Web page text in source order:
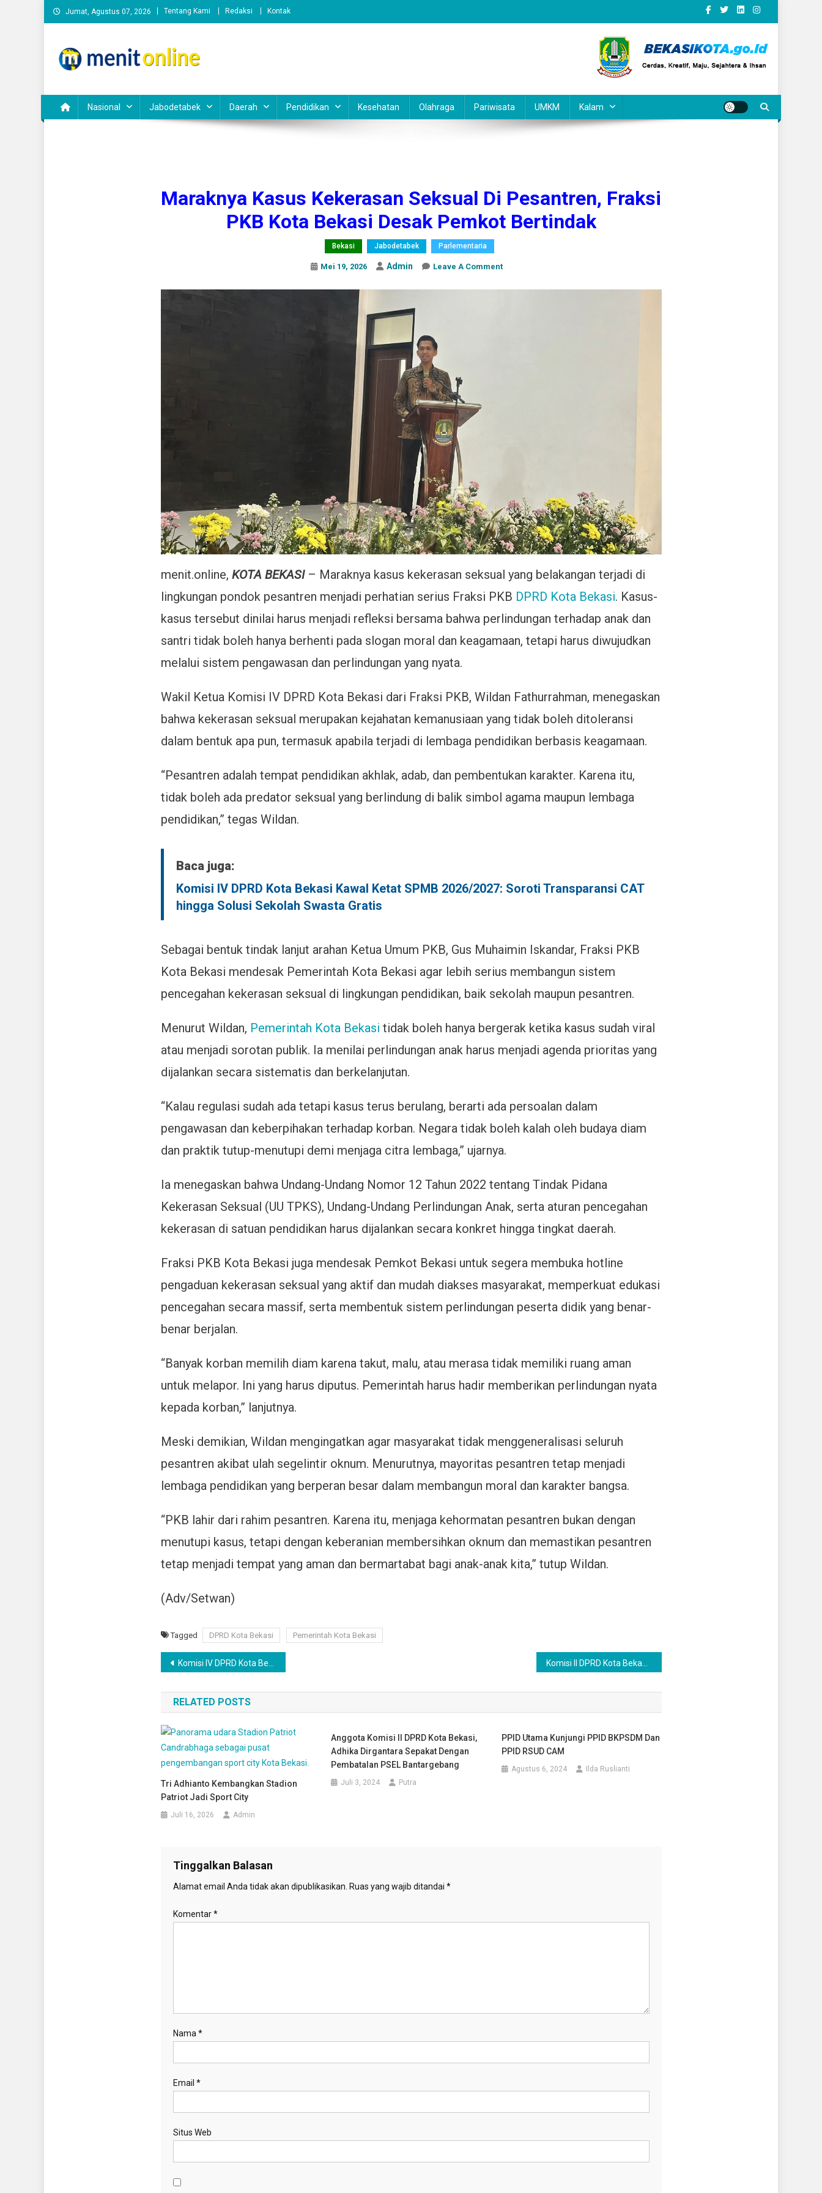
Skip
to
Jumat, Agustus 07, 2026 Tentang Kami Redaksi Kontak
Nasional Jabodetabek Daerah Pendidikan Kesehatan Olahraga Pariwisata UMKM Kalam
Maraknya Kasus Kekerasan Seksual Di Pesantren, Fraksi
PKB Kota Bekasi Desak Pemkot Bertindak
Bekasi Jabodetabek Parlementaria
Mei 19, 2026 Admin Leave A CommentOn
menit.online, KOTA BEKASI – Maraknya kasus kekerasan seksual yang belakangan terjadi di
lingkungan pondok pesantren menjadi perhatian serius Fraksi PKB DPRD Kota Bekasi. Kasus-
kasus tersebut dinilai harus menjadi refleksi bersama bahwa perlindungan terhadap anak dan
santri tidak boleh hanya berhenti pada slogan moral dan keagamaan, tetapi harus diwujudkan
melalui sistem pengawasan dan perlindungan yang nyata.
Wakil Ketua Komisi IV DPRD Kota Bekasi dari Fraksi PKB, Wildan Fathurrahman, menegaskan
bahwa kekerasan seksual merupakan kejahatan kemanusiaan yang tidak boleh ditoleransi
dalam bentuk apa pun, termasuk apabila terjadi di lembaga pendidikan berbasis keagamaan.
“Pesantren adalah tempat pendidikan akhlak, adab, dan pembentukan karakter. Karena itu,
tidak boleh ada predator seksual yang berlindung di balik simbol agama maupun lembaga
pendidikan,” tegas Wildan.
Baca juga:
Komisi IV DPRD Kota Bekasi Kawal Ketat SPMB 2026/2027: Soroti Transparansi CAT
hingga Solusi Sekolah Swasta Gratis
Sebagai bentuk tindak lanjut arahan Ketua Umum PKB, Gus Muhaimin Iskandar, Fraksi PKB
Kota Bekasi mendesak Pemerintah Kota Bekasi agar lebih serius membangun sistem
pencegahan kekerasan seksual di lingkungan pendidikan, baik sekolah maupun pesantren.
Menurut Wildan, Pemerintah Kota Bekasi tidak boleh hanya bergerak ketika kasus sudah viral
atau menjadi sorotan publik. Ia menilai perlindungan anak harus menjadi agenda prioritas yang
dijalankan secara sistematis dan berkelanjutan.
“Kalau regulasi sudah ada tetapi kasus terus berulang, berarti ada persoalan dalam
pengawasan dan keberpihakan terhadap korban. Negara tidak boleh kalah oleh budaya diam
dan praktik tutup-menutupi demi menjaga citra lembaga,” ujarnya.
Ia menegaskan bahwa Undang-Undang Nomor 12 Tahun 2022 tentang Tindak Pidana
Kekerasan Seksual (UU TPKS), Undang-Undang Perlindungan Anak, serta aturan pencegahan
kekerasan di satuan pendidikan harus dijalankan secara konkret hingga tingkat daerah.
Fraksi PKB Kota Bekasi juga mendesak Pemkot Bekasi untuk segera membuka hotline
pengaduan kekerasan seksual yang aktif dan mudah diakses masyarakat, memperkuat edukasi
pencegahan secara massif, serta membentuk sistem perlindungan peserta didik yang benar-
benar berjalan.
“Banyak korban memilih diam karena takut, malu, atau merasa tidak memiliki ruang aman
untuk melapor. Ini yang harus diputus. Pemerintah harus hadir memberikan perlindungan nyata
kepada korban,” lanjutnya.
Meski demikian, Wildan mengingatkan agar masyarakat tidak menggeneralisasi seluruh
pesantren akibat ulah segelintir oknum. Menurutnya, mayoritas pesantren tetap menjadi
lembaga pendidikan yang berperan besar dalam membangun moral dan karakter bangsa.
“PKB lahir dari rahim pesantren. Karena itu, menjaga kehormatan pesantren bukan dengan
menutupi kasus, tetapi dengan keberanian membersihkan oknum dan memastikan pesantren
tetap menjadi tempat yang aman dan bermartabat bagi anak-anak kita,” tutup Wildan.
(Adv/Setwan)
Tagged DPRD Kota Bekasi Pemerintah Kota Bekasi
Navigasi
pos
Komisi IV DPRD Kota Bekasi Kawal Ketat SPMB 2026/2027: Soroti Transparansi CAT hingga Solusi Sekolah Swasta Gratis
RELATED POSTS
Tri Adhianto Kembangkan Stadion
Patriot Jadi Sport City
Juli 16, 2026 Admin
Anggota Komisi II DPRD Kota Bekasi,
Adhika Dirgantara Sepakat Dengan
Pembatalan PSEL Bantargebang
Juli 3, 2024 Putra
PPID Utama Kunjungi PPID BKPSDM Dan
PPID RSUD CAM
Agustus 6, 2024 Ilda Ruslianti
Tinggalkan Balasan
Alamat email Anda tidak akan dipublikasikan. Ruas yang wajib ditandai *
Komentar*
Nama *
Email *
Situs Web